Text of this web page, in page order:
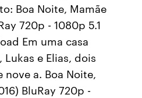
Boa Noite, Mamãe
720p - 1080p 5.1
Em uma casa
e Elias, dois
a. Boa Noite,
BluRay 720p -